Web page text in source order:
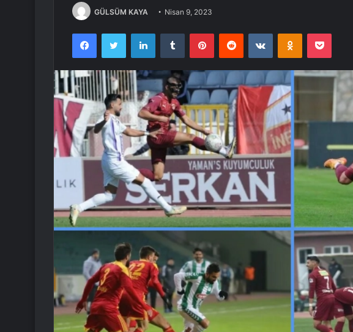
GÜLSÜM KAYA Nisan 9, 2023
FacebookTwitter LinkedInTumblr PinterestReddit VKontakteOdnoklassniki
Pocket